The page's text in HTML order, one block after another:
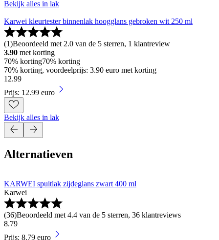
Bekijk alles in lak
Karwei kleurtester binnenlak hoogglans gebroken wit 250 ml
(1)Beoordeeld met 2.0 van de 5 sterren, 1 klantreview
3.90 met korting
70% korting70% korting
70% korting, voordeelprijs: 3.90 euro met korting
12.99
Prijs: 12.99 euro
Bekijk alles in lak
Alternatieven
KARWEI spuitlak zijdeglans zwart 400 ml
Karwei
(36)Beoordeeld met 4.4 van de 5 sterren, 36 klantreviews
8.79
Prijs: 8.79 euro